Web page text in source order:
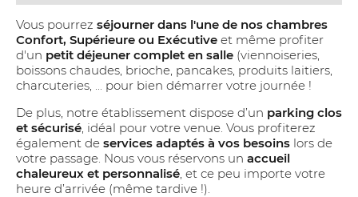
Vous pourrez séjourner dans l'une de nos chambres
Confort, Supérieure ou Exécutive et même profiter
d'un petit déjeuner complet en salle (viennoiseries,
boissons chaudes, brioche, pancakes, produits laitiers,
charcuteries, ... pour bien démarrer votre journée !
De plus, notre établissement dispose d’un parking clos
et sécurisé, idéal pour votre venue. Vous profiterez
également de services adaptés à vos besoins lors de
votre passage. Nous vous réservons un accueil
chaleureux et personnalisé, et ce peu importe votre
heure d’arrivée (même tardive !).